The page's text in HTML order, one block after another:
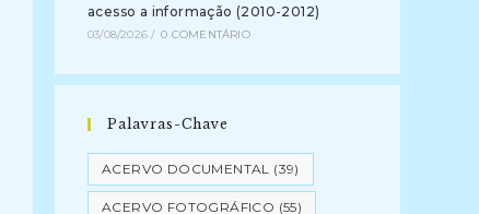
acesso a informação (2010-2012)
03/08/2026 / 0 COMENTÁRIO
Palavras-Chave
ACERVO DOCUMENTAL (39)
ACERVO FOTOGRÁFICO (55)